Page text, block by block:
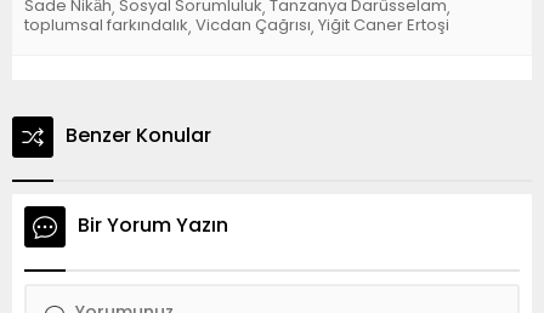
Sade Nikâh, Sosyal Sorumluluk, Tanzanya Darüsselam,
toplumsal farkındalık, Vicdan Çağrısı, Yiğit Caner Ertoşi
Benzer Konular
Bir Yorum Yazın